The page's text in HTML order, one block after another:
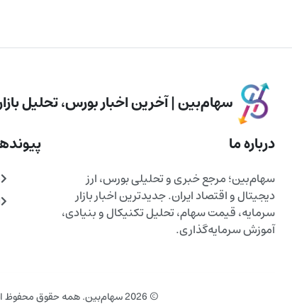
سهام‌بین | آخرین اخبار بورس، تحلیل
درباره ما
سهام‌بین؛ مرجع خبری و تحلیلی بورس، ارز
دیجیتال و اقتصاد ایران. جدیدترین اخبار بازار
سرمایه، قیمت سهام، تحلیل تکنیکال و بنیادی،
آموزش سرمایه‌گذاری.
© 2026 سهام‌بین. همه حقوق محفوظ است.